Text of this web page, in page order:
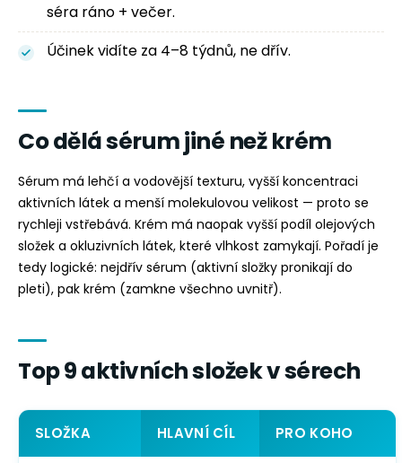
séra ráno + večer.
Účinek vidíte za 4–8 týdnů, ne dřív.
Co dělá sérum jiné než krém
Sérum má lehčí a vodovější texturu, vyšší koncentraci
aktivních látek a menší molekulovou velikost — proto se
rychleji vstřebává. Krém má naopak vyšší podíl olejových
složek a okluzivních látek, které vlhkost zamykají. Pořadí je
tedy logické: nejdřív sérum (aktivní složky pronikají do
pleti), pak krém (zamkne všechno uvnitř).
Top 9 aktivních složek v sérech
SLOŽKA HLAVNÍ CÍL PRO KOHO